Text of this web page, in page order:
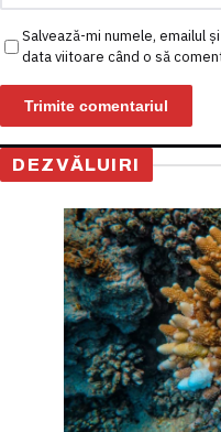
Salvează-mi numele, emailul
data viitoare când o să
DEZVĂLUIRI